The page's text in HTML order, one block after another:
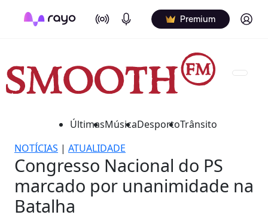
On Air Podcasts Premium Log in
ÚltimasMúsicaDesportoTrânsito
NOTÍCIAS | ATUALIDADE
Congresso Nacional do PS
marcado por unanimidade na
Batalha